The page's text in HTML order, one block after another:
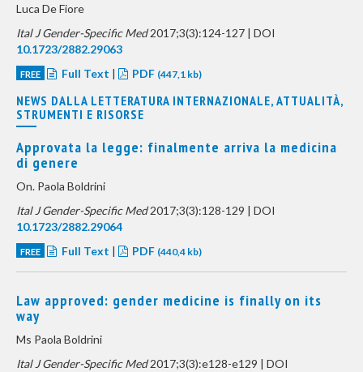
Luca De Fiore
Ital J Gender-Specific Med2017;3(3):124-127 | DOI
10.1723/2882.29063
FREE Full Text | PDF (447,1 kb)
NEWS DALLA LETTERATURA INTERNAZIONALE, ATTUALITÀ,
STRUMENTI E RISORSE
Approvata la legge: finalmente arriva la medicina
di genere
On. Paola Boldrini
Ital J Gender-Specific Med2017;3(3):128-129 | DOI
10.1723/2882.29064
FREE Full Text | PDF (440,4 kb)
Law approved: gender medicine is finally on its
way
Ms Paola Boldrini
Ital J Gender-Specific Med2017;3(3):e128-e129 | DOI